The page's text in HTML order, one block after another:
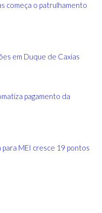
começa o patrulhamento
em Duque de Caxias
pagamento da
MEI cresce 19 pontos